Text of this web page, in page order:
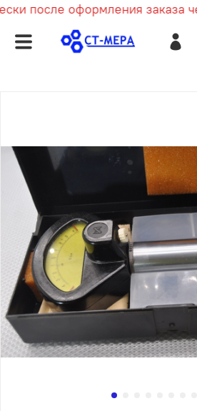
после оформления заказа